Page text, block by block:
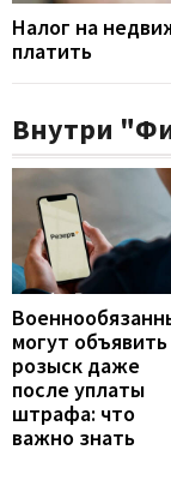
Налог на
платить
Внутри
могут объявить
розыск даже
после уплаты
штрафа: что
важно знать